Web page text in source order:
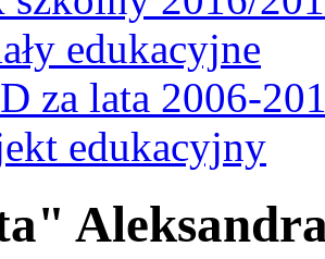
edukacyjne
za lata 2006-
edukacyjny